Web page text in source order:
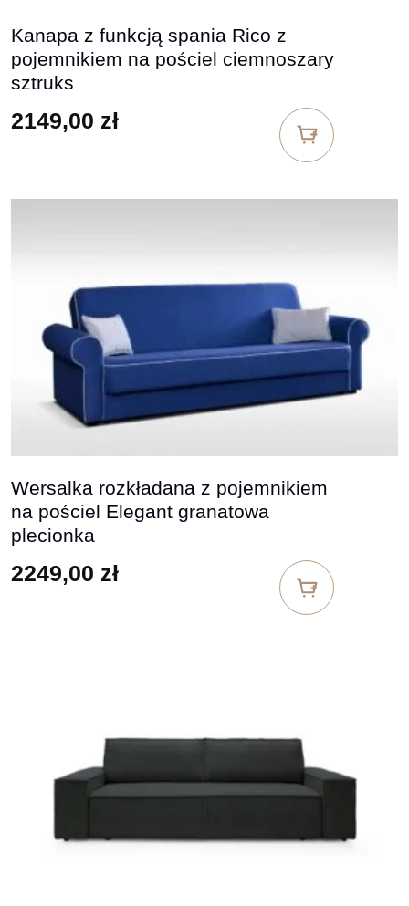
Kanapa z funkcją spania Rico z
pojemnikiem na pościel ciemnoszary
sztruks
2149,00 zł
Wersalka rozkładana z pojemnikiem
na pościel Elegant granatowa
plecionka
2249,00 zł